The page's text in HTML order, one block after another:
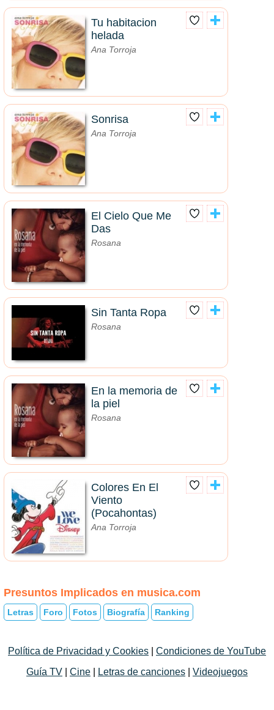
Tu habitacion
helada
Ana Torroja
Sonrisa
Ana Torroja
El Cielo Que Me
Das
Rosana
Sin Tanta Ropa
Rosana
En la memoria de
la piel
Rosana
Colores En El
Viento
(Pocahontas)
Ana Torroja
Presuntos Implicados en musica.com
Letras Foro Fotos Biografía Ranking
Política de Privacidad y Cookies
Condiciones de YouTube
Guía TV
Cine Letras de canciones Videojuegos